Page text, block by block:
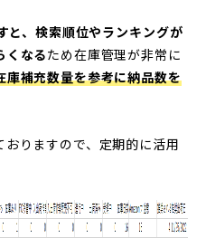
と、検索順位やランキングが
くなるため在庫管理が非常に
庫補充数量を参考に納品数を
りますので、定期的に活用